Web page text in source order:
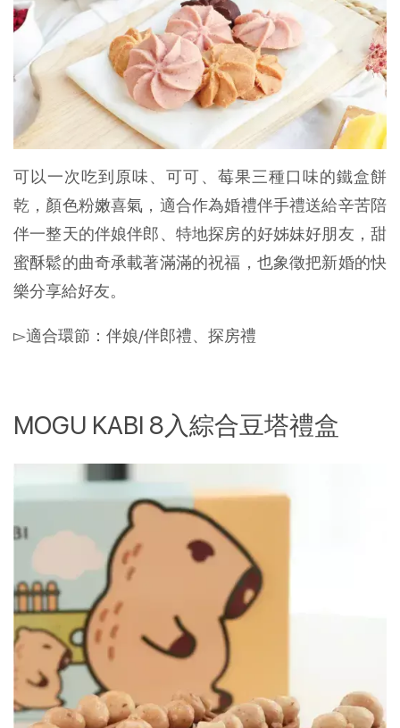
可以一次吃到原味、可可、莓果三種口味的鐵盒餅
乾，顏色粉嫩喜氣，適合作為婚禮伴手禮送給辛苦陪
伴一整天的伴娘伴郎、特地探房的好姊妹好朋友，甜
蜜酥鬆的曲奇承載著滿滿的祝福，也象徵把新婚的快
樂分享給好友。
▻適合環節：伴娘/伴郎禮、探房禮
MOGU KABI 8入綜合豆塔禮盒